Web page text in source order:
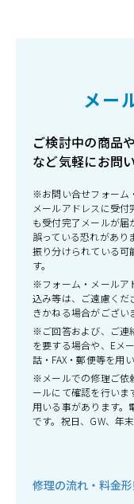
メー
ご検討中の商品
など気軽にお問
※お問い合せフォーム
メールアドレスに受付
も受付完了メールが
誤っている恐れがあり
振り分けられている可
す。
※フォーム・メールア
込み等は、ご遠慮くだ
きかねる場合がござい
※ご回答および、ご連
を要する場合や、Eメ
話・FAX・郵便等を用
※メールでの修理ご依
ールにて確認を行い
用いる事があります。
です。祝日、GW、年
修理の流れ・料金